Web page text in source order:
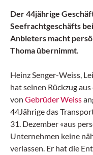
Der 44jährige
Seefrachtgeschäfts
Anbieters macht
Thoma übernimmt.
Heinz Senger-Weiss,
hat seinen Rückzug
von Gebrüder Weiss
44Jährige das
31. Dezember «aus
Unternehmen keine
verlassen. Er hat die